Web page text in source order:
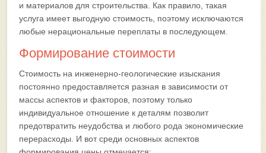
и материалов для строительства. Как правило, такая
услуга имеет выгодную стоимость, поэтому исключаются
любые нерациональные переплаты в последующем.
Формирование стоимости
Стоимость на инженерно-геологические изыскания
постоянно предоставляется разная в зависимости от
массы аспектов и факторов, поэтому только
индивидуальное отношение к деталям позволит
предотвратить неудобства и любого рода экономические
перерасходы. И вот среди основных аспектов